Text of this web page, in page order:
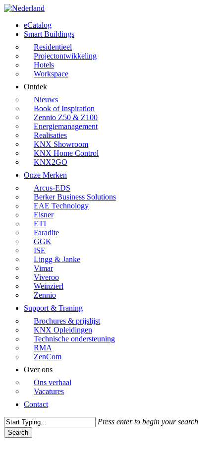
Skip
main
content
Menu
eCatalog
Smart Buildings
Residentieel
Projectontwikkeling
Hotels
Workspace
Ontdek
Nieuws
Book of Inspiration
Zennio Z50 & Z100
Energiemanagement
Realisaties
KNX Showroom
KNX Home Control
KNX2GO
Onze Merken
Arcus-EDS
Berker Business Solutions
EAE Technology
Elsner
ETI
Faradite
GGK
ISE
Lingg & Janke
Vimar
Viveroo
Weinzierl
Zennio
Support & Traning
Brochures & prijslijst
KNX Opleidingen
Technische ondersteuning
RMA
ZenCom
Over ons
Ons verhaal
Vacatures
Contact
Press enter to begin your search
Search